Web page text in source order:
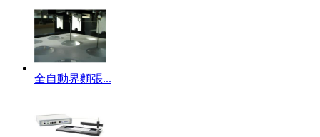
全自動界麵張...